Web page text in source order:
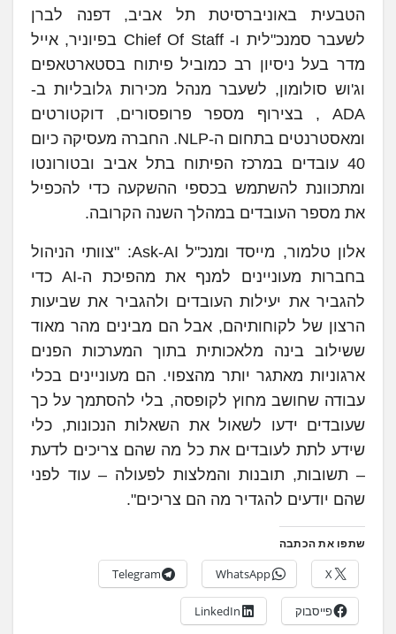
הטבעית באוניברסיטת תל אביב, דפנה לברן
לשעבר סמנכ"לית ו- Chief Of Staff בפיוניר, אייל
מדר בעל ניסיון רב כמוביל פיתוח בסטארטאפים
וג'וש סולומון, לשעבר מנהל מכירות גלובליות ב-
ADA , בצירוף מספר פרופסורים, דוקטורטים
ומאסטרנטים בתחום ה-NLP. החברה מעסיקה כיום
40 עובדים במרכז הפיתוח בתל אביב ובטורונטו
ומתכוונת להשתמש בכספי ההשקעה כדי להכפיל
את מספר העובדים במהלך השנה הקרובה.
אלון טלמור, מייסד ומנכ"ל Ask-AI: "צוותי הניהול
בחברות מעוניינים למנף את מהפיכת ה-AI כדי
להגביר את יעילות העובדים ולהגביר את שביעות
הרצון של לקוחותיהם, אבל הם מבינים מהר מאוד
ששילוב בינה מלאכותית בתוך המערכות הפנים
ארגוניות מאתגר יותר מהצפוי. הם מעוניינים בכלי
עבודה שחושב מחוץ לקופסה, בלי להסתמך על כך
שעובדים ידעו לשאול את השאלות הנכונות, כלי
שידע לתת לעובדים את כל מה שהם צריכים לדעת
– תשובות, תובנות והמלצות לפעולה – עוד לפני
שהם יודעים להגדיר מה הם צריכים".
שתפו את הכתבה
X
WhatsApp
Telegram
פייסבוק LinkedIn